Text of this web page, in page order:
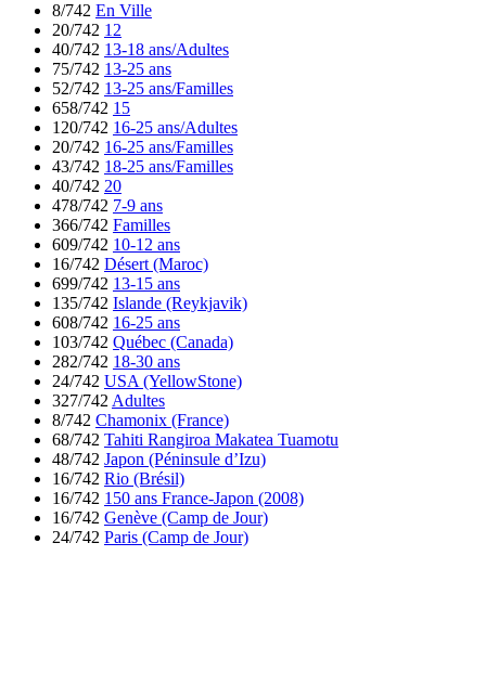
8/742 En Ville
20/742 12
40/742 13-18 ans/Adultes
75/742 13-25 ans
52/742 13-25 ans/Familles
658/742 15
120/742 16-25 ans/Adultes
20/742 16-25 ans/Familles
43/742 18-25 ans/Familles
40/742 20
478/742 7-9 ans
366/742 Familles
609/742 10-12 ans
16/742 Désert (Maroc)
699/742 13-15 ans
135/742 Islande (Reykjavik)
608/742 16-25 ans
103/742 Québec (Canada)
282/742 18-30 ans
24/742 USA (YellowStone)
327/742 Adultes
8/742 Chamonix (France)
68/742 Tahiti Rangiroa Makatea Tuamotu
48/742 Japon (Péninsule d’Izu)
16/742 Rio (Brésil)
16/742 150 ans France-Japon (2008)
16/742 Genève (Camp de Jour)
24/742 Paris (Camp de Jour)